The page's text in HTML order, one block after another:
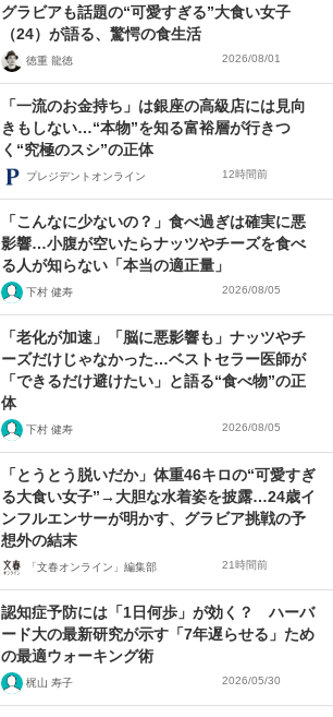
グラビアも話題の“可愛すぎる”大食い女子
（24）が語る、驚愕の食生活
徳重 龍徳 2026/08/01
「一流のお金持ち」は銀座の高級店には見向
きもしない…“本物”を知る富裕層が行きつ
く“究極のスシ”の正体
プレジデントオンライン 12時間前
「こんなに少ないの？」食べ過ぎは確実に悪
影響…小腹が空いたらナッツやチーズを食べ
る人が知らない「本当の適正量」
下村 健寿 2026/08/05
「老化が加速」「脳に悪影響も」ナッツやチ
ーズだけじゃなかった…ベストセラー医師が
「できるだけ避けたい」と語る“食べ物”の正
体
下村 健寿 2026/08/05
「とうとう脱いだか」体重46キロの“可愛すぎ
る大食い女子”→大胆な水着姿を披露…24歳イ
ンフルエンサーが明かす、グラビア挑戦の予
想外の結末
「文春オンライン」編集部 21時間前
認知症予防には「1日何歩」が効く？ ハーバ
ード大の最新研究が示す「7年遅らせる」ため
の最適ウォーキング術
梶山 寿子 2026/05/30